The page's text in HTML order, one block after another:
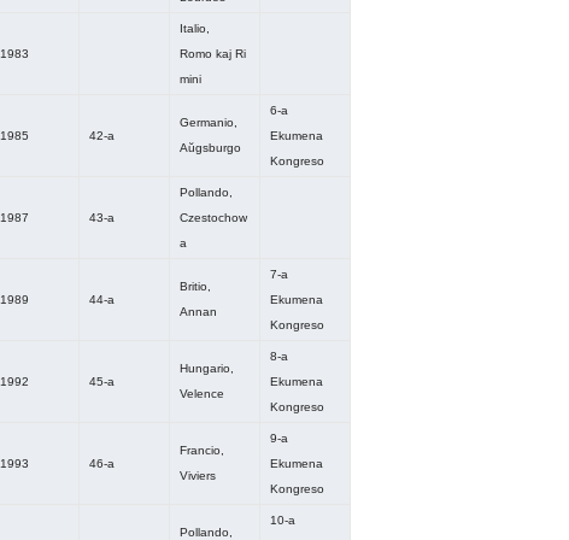
1983
Italio,
Romo kaj Ri
mini
1985 42-a
Germanio,
Aŭgsburgo
6-a
Ekumena
Kongreso
1987 43-a
Pollando,
Czestochow
a
1989 44-a
Britio,
Annan
7-a
Ekumena
Kongreso
1992 45-a
Hungario,
Velence
8-a
Ekumena
Kongreso
1993 46-a
Francio,
Viviers
9-a
Ekumena
Kongreso
Pollando,
10-a